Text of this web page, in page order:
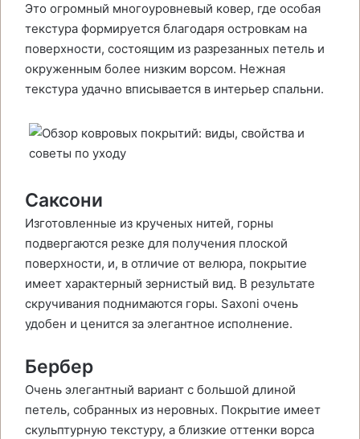
Это огромный многоуровневый ковер, где особая
текстура формируется благодаря островкам на
поверхности, состоящим из разрезанных петель и
окруженным более низким ворсом. Нежная
текстура удачно вписывается в интерьер спальни.
Саксони
Изготовленные из крученых нитей, горны
подвергаются резке для получения плоской
поверхности, и, в отличие от велюра, покрытие
имеет характерный зернистый вид. В результате
скручивания поднимаются горы. Saxoni очень
удобен и ценится за элегантное исполнение.
Бербер
Очень элегантный вариант с большой длиной
петель, собранных из неровных. Покрытие имеет
скульптурную текстуру, а близкие оттенки ворса